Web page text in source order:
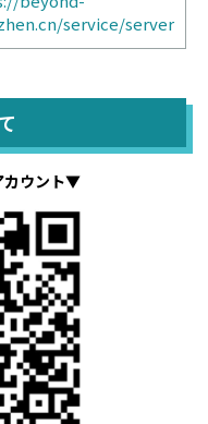
service/server
ウント▼